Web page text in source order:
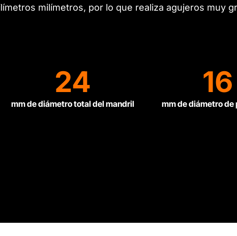
milímetros, por lo que realiza agujeros muy
24
mm de diámetro total del mandril
16
mm de diámetro